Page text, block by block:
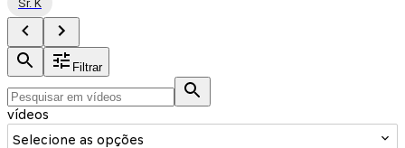
Sr. K
Filtrar
vídeos
Selecione as opções